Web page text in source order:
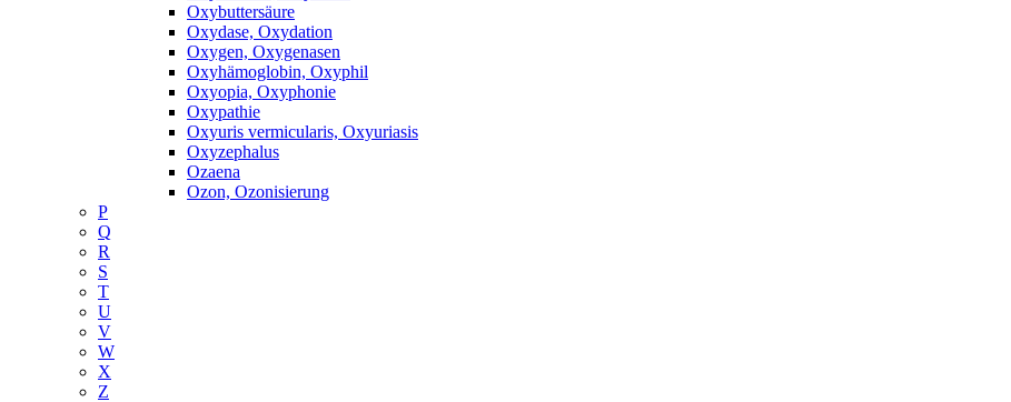
Oxybuttersäure
Oxydase, Oxydation
Oxygen, Oxygenasen
Oxyhämoglobin, Oxyphil
Oxyopia, Oxyphonie
Oxypathie
Oxyuris vermicularis, Oxyuriasis
Oxyzephalus
Ozaena
Ozon, Ozonisierung
P
Q
R
S
T
U
V
W
X
Z